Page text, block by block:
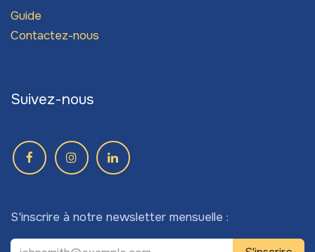
Guide
Contactez-nous
Suivez-nous
S'inscrire à notre newsletter mensuelle :